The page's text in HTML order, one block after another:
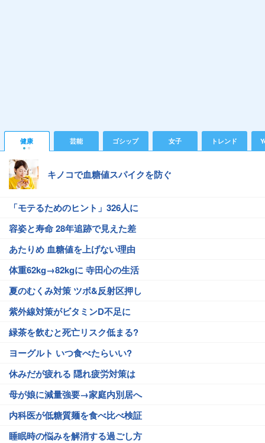
健康 芸能 ゴシップ 女子 トレンド
キノコで血糖値スパイクを防ぐ
「モテるためのヒント」326人に
容姿と寿命 28年追跡で見えた差
あたりめ 血糖値を上げない理由
体重62kg→82kgに 寺田心の生活
夏のむくみ対策 ツボ&反射区押し
紫外線対策がビタミンD不足に
緑茶を飲むと死亡リスク低まる?
ヨーグルト いつ食べたらいい?
休みだが疲れる 隠れ疲労対策は
母が娘に減量強要→家庭内別居へ
内科医が低糖質麺を食べ比べ検証
睡眠時の悩みを解消する過ごし方